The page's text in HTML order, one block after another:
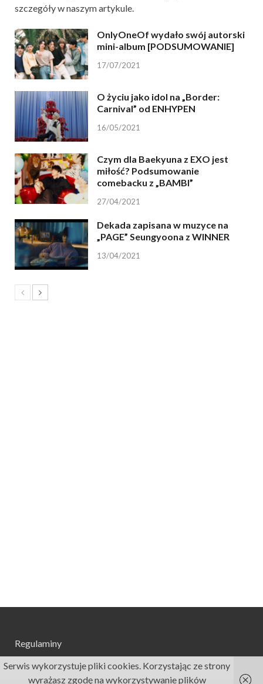
szczegóły w naszym artykule.
OnlyOneOf wydało swój autorski
mini-album [PODSUMOWANIE]
17/07/2021
O życiu jako idol na „Border:
Carnival” od ENHYPEN
16/05/2021
Czym dla Baekyuna z EXO jest
miłość? Podsumowanie
comebacku z „BAMBI”
27/04/2021
Dekada zapisana w muzyce na
„PAGE” Seungyoona z WINNER
13/04/2021
Regulaminy
Serwis wykorzystuje pliki cookies. Korzystając ze strony
wyrażasz zgodę na wykorzystywanie plików